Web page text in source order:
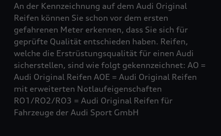
An der Kennzeichnung auf dem Audi Original
Reifen können Sie schon vor dem ersten
gefahrenen Meter erkennen, dass Sie sich für
geprüfte Qualität entschieden haben. Reifen,
welche die Erstrüstungsqualität für einen Audi
sicherstellen, sind wie folgt gekennzeichnet: AO =
Audi Original Reifen AOE = Audi Original Reifen
mit erweiterten Notlaufeigenschaften
RO1/RO2/RO3 = Audi Original Reifen für
Fahrzeuge der Audi Sport GmbH